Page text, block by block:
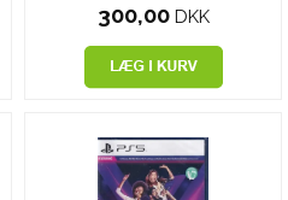
300,00 DKK